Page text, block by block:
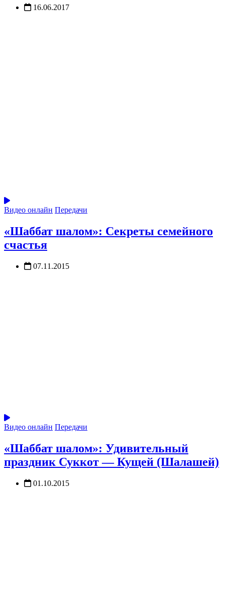
16.06.2017
Видео онлайн Передачи
«Шаббат шалом»: Секреты семейного
счастья
07.11.2015
Видео онлайн Передачи
«Шаббат шалом»: Удивительный
праздник Суккот — Кущей (Шалашей)
01.10.2015